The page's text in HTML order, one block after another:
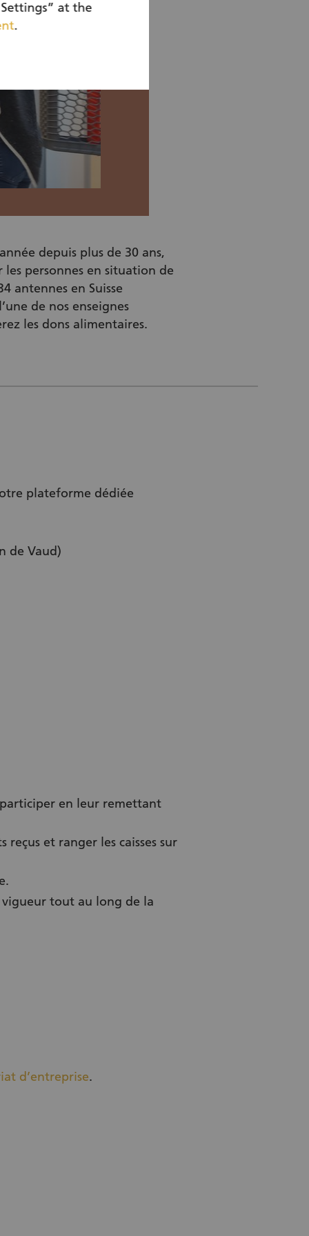
depuis plus de 30 ans,
personnes en situation de
antennes en Suisse
de nos enseignes
les dons alimentaires.
plateforme dédiée
de Vaud)
en leur remettant
et ranger les caisses sur
vigueur tout au long de la
d’entreprise.
at the
.